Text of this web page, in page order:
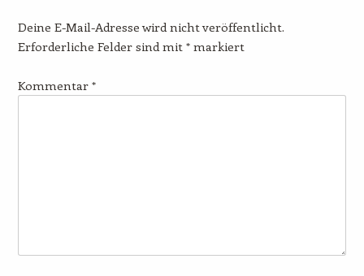
Deine E-Mail-Adresse wird nicht veröffentlicht.
Erforderliche Felder sind mit *markiert
Kommentar *